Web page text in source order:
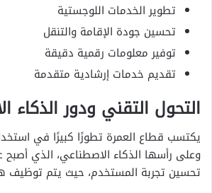
تطوير الخدمات اللوجستية
تحسين جودة الإقامة والتنقل
توفير معلومات رقمية دقيقة
تقديم خدمات إرشادية متقدمة
التحول التقني ودور الذكاء
يكتسب قطاع العمرة تطورًا كبيرًا في
وعلى رأسها الذكاء الاصطناعي، الذي أصبح
تحسين تجربة المستخدم، حيث يتم توظيف